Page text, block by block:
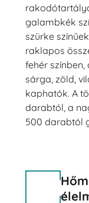
galambkék
szürke
raklapos
fehér
sárga, zöld,
kaphatók. A
darabtól, a
500 darabtól